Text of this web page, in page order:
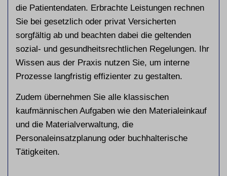
die Patientendaten. Erbrachte Leistungen rechnen
Sie bei gesetzlich oder privat Versicherten
sorgfältig ab und beachten dabei die geltenden
sozial- und gesundheitsrechtlichen Regelungen. Ihr
Wissen aus der Praxis nutzen Sie, um interne
Prozesse langfristig effizienter zu gestalten.
Zudem übernehmen Sie alle klassischen
kaufmännischen Aufgaben wie den Materialeinkauf
und die Materialverwaltung, die
Personaleinsatzplanung oder buchhalterische
Tätigkeiten.